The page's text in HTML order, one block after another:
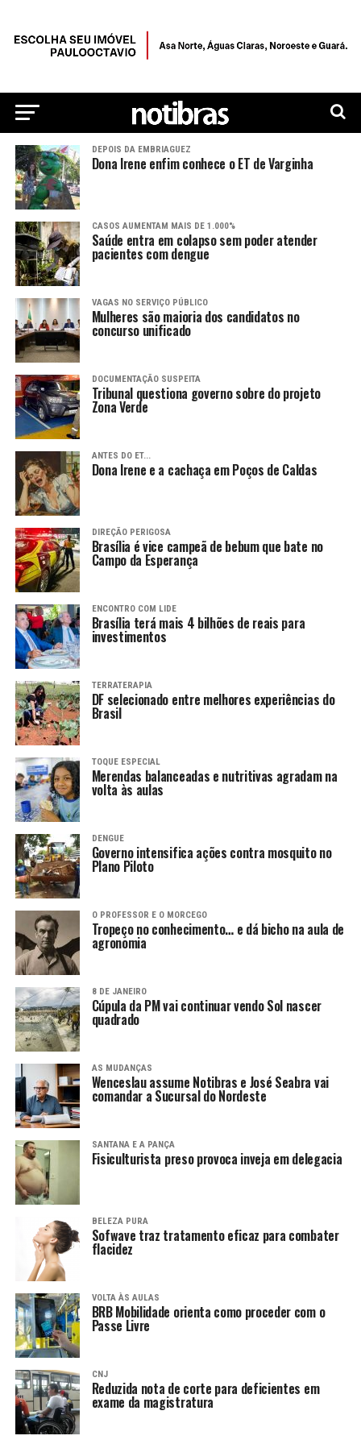
DEPOIS DA EMBRIAGUEZ
Dona Irene enfim conhece o ET de Varginha
CASOS AUMENTAM MAIS DE 1.000%
Saúde entra em colapso sem poder atender
pacientes com dengue
VAGAS NO SERVIÇO PÚBLICO
Mulheres são maioria dos candidatos no
concurso unificado
DOCUMENTAÇÃO SUSPEITA
Tribunal questiona governo sobre do projeto
Zona Verde
ANTES DO ET...
Dona Irene e a cachaça em Poços de Caldas
DIREÇÃO PERIGOSA
Brasília é vice campeã de bebum que bate no
Campo da Esperança
ENCONTRO COM LIDE
Brasília terá mais 4 bilhões de reais para
investimentos
TERRATERAPIA
DF selecionado entre melhores experiências do
Brasil
TOQUE ESPECIAL
Merendas balanceadas e nutritivas agradam na
volta às aulas
DENGUE
Governo intensifica ações contra mosquito no
Plano Piloto
O PROFESSOR E O MORCEGO
Tropeço no conhecimento… e dá bicho na aula de
agronomia
8 DE JANEIRO
Cúpula da PM vai continuar vendo Sol nascer
quadrado
AS MUDANÇAS
Wenceslau assume Notibras e José Seabra vai
comandar a Sucursal do Nordeste
SANTANA E A PANÇA
Fisiculturista preso provoca inveja em delegacia
BELEZA PURA
Sofwave traz tratamento eficaz para combater
flacidez
VOLTA ÀS AULAS
BRB Mobilidade orienta como proceder com o
Passe Livre
CNJ
Reduzida nota de corte para deficientes em
exame da magistratura